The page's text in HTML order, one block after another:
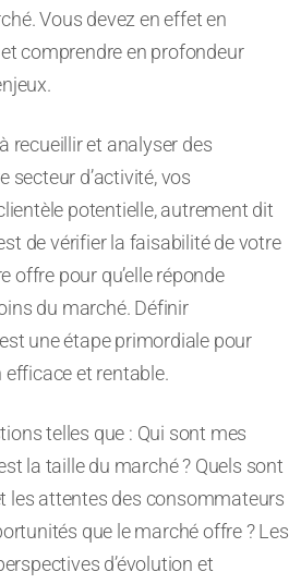
Vous devez en effet en
comprendre en profondeur
recueillir et analyser des
d’activité, vos
potentielle, autrement dit
de vérifier la faisabilité de votre
offre pour qu’elle réponde
du marché. Définir
une étape primordiale pour
et rentable.
telles que : Qui sont mes
la taille du marché ? Quels sont
les attentes des consommateurs
que le marché offre ? Les
d’évolution et